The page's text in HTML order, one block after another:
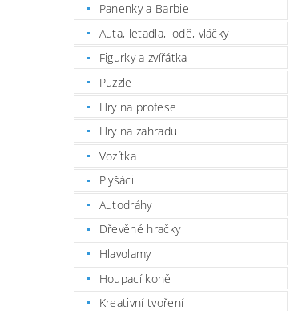
Panenky a Barbie
Auta, letadla, lodě, vláčky
Figurky a zvířátka
Puzzle
Hry na profese
Hry na zahradu
Vozítka
Plyšáci
Autodráhy
Dřevěné hračky
Hlavolamy
Houpací koně
Kreativní tvoření